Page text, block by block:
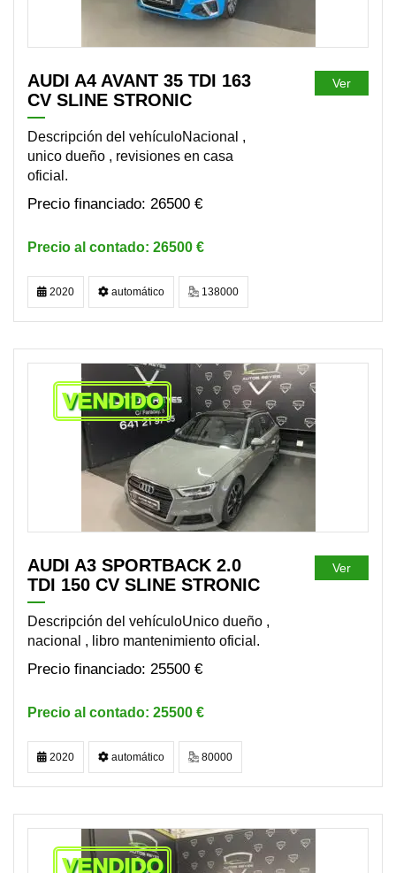
AUDI A4 AVANT 35 TDI 163
CV SLINE STRONIC
Descripción del vehículoNacional ,
unico dueño , revisiones en casa
oficial.
26500 €
26500 €
Ver
2020 automático 138000
VENDIDO
AUDI A3 SPORTBACK 2.0
TDI 150 CV SLINE STRONIC
Descripción del vehículoUnico dueño ,
nacional , libro mantenimiento oficial.
25500 €
25500 €
Ver
2020 automático 80000
VENDIDO